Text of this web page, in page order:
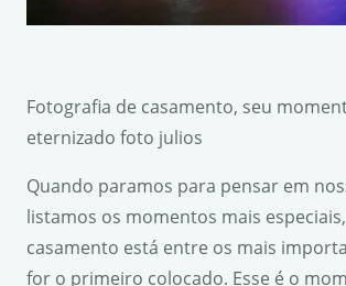
Fotografia de casamento, seu
eternizado foto julios
Quando paramos para pensar em
listamos os momentos mais
casamento está entre os mais
for o primeiro colocado. Esse é o